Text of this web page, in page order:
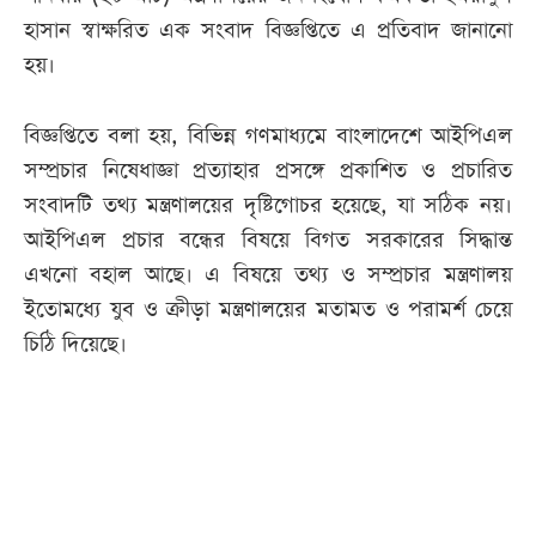
হাসান স্বাক্ষরিত এক সংবাদ বিজ্ঞপ্তিতে এ প্রতিবাদ জানানো
হয়।
বিজ্ঞপ্তিতে বলা হয়, বিভিন্ন গণমাধ্যমে বাংলাদেশে আইপিএল
সম্প্রচার নিষেধাজ্ঞা প্রত্যাহার প্রসঙ্গে প্রকাশিত ও প্রচারিত
সংবাদটি তথ্য মন্ত্রণালয়ের দৃষ্টিগোচর হয়েছে, যা সঠিক নয়।
আইপিএল প্রচার বন্ধের বিষয়ে বিগত সরকারের সিদ্ধান্ত
এখনো বহাল আছে। এ বিষয়ে তথ্য ও সম্প্রচার মন্ত্রণালয়
ইতোমধ্যে যুব ও ক্রীড়া মন্ত্রণালয়ের মতামত ও পরামর্শ চেয়ে
চিঠি দিয়েছে।